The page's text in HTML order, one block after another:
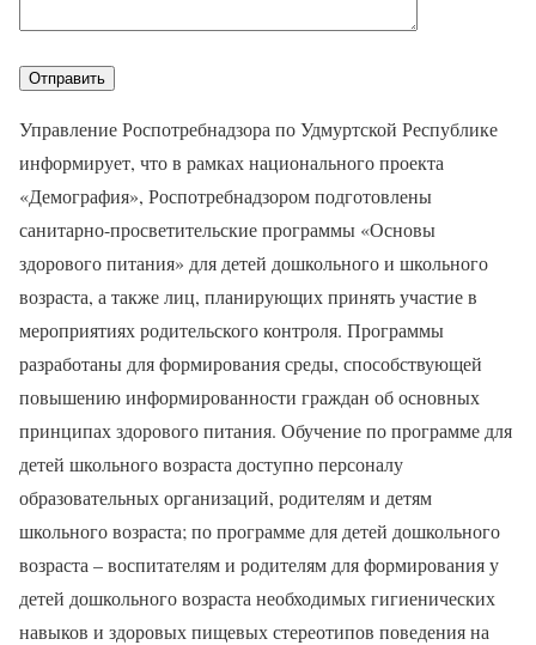
Управление Роспотребнадзора по Удмуртской Республике
информирует, что в рамках национального проекта
«Демография», Роспотребнадзором подготовлены
санитарно-просветительские программы «Основы
здорового питания» для детей дошкольного и школьного
возраста, а также лиц, планирующих принять участие в
мероприятиях родительского контроля. Программы
разработаны для формирования среды, способствующей
повышению информированности граждан об основных
принципах здорового питания. Обучение по программе для
детей школьного возраста доступно персоналу
образовательных организаций, родителям и детям
школьного возраста; по программе для детей дошкольного
возраста – воспитателям и родителям для формирования у
детей дошкольного возраста необходимых гигиенических
навыков и здоровых пищевых стереотипов поведения на